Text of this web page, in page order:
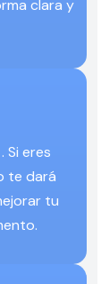
clara y
. Si eres
te dará
tu